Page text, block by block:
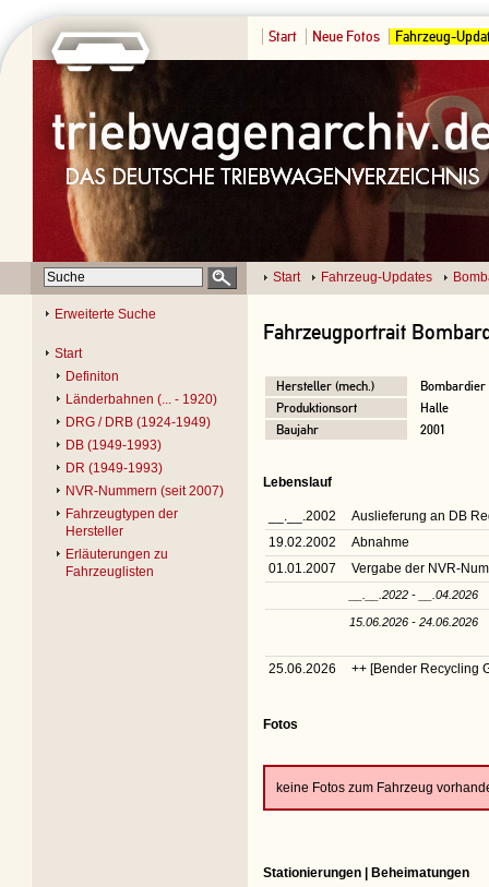
Start Neue Fotos Fahrzeug-
Start Fahrzeug-Updates
Erweiterte Suche
Start
Definiton
Länderbahnen (... - 1920)
DRG / DRB (1924-1949)
DB (1949-1993)
DR (1949-1993)
NVR-Nummern (seit 2007)
Fahrzeugtypen der
Hersteller
Erläuterungen zu
Fahrzeuglisten
Fahrzeugportrait
Hersteller (mech.)
Bombardier
Produktionsort
Halle
Baujahr
2001
Lebenslauf
__.__.2002
Auslieferung an DB
19.02.2002
Abnahme
01.01.2007
Vergabe der NVR-
__.__.2022 - __.04.2026
15.06.2026 - 24.06.2026
25.06.2026 ++ [Bender Recycling
Fotos
keine Fotos zum Fahrzeug
Stationierungen | Beheimatungen